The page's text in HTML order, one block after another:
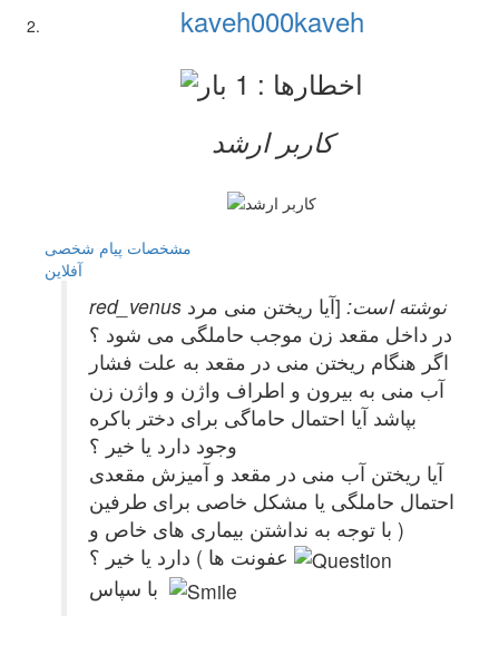
kaveh000kaveh
کاربر ارشد
مشخصات پیام شخصی
آفلاين
red_venus نوشته است: [آیا ریختن منی مرد
در داخل مقعد زن موجب حاملگی می شود ؟
اگر هنگام ریختن منی در مقعد به علت فشار
آب منی به بیرون و اطراف واژن و واژن زن
بپاشد آیا احتمال حاماگی برای دختر باکره
وجود دارد یا خیر ؟
آیا ریختن آب منی در مقعد و آمیزش مقعدی
احتمال حاملگی یا مشکل خاصی برای طرفین
( با توجه به نداشتن بیماری های خاص و